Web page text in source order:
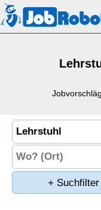
+ Suchfilter